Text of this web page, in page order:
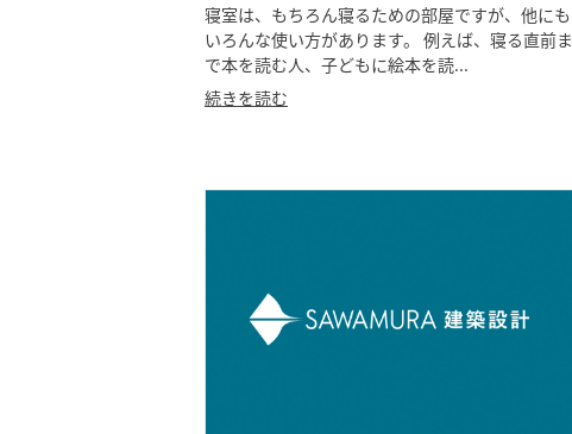
寝室は、もちろん寝るための部屋ですが、他にも
いろんな使い方があります。 例えば、寝る直前ま
で本を読む人、子どもに絵本を読...
続きを読む